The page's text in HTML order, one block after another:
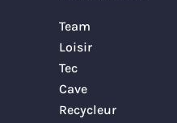
Team
Loisir
Tec
Cave
Recycleur